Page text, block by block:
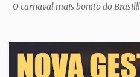
O carnaval mais bonito do Brasil!!